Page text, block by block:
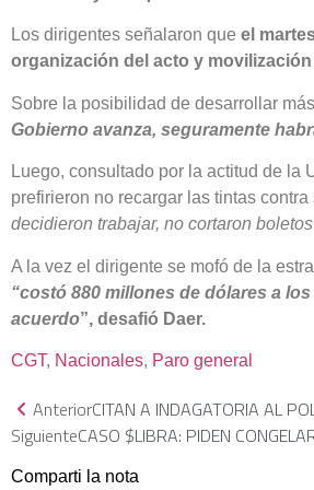
Los dirigentes señalaron que el
organización del acto y
Sobre la posibilidad de desarrollar
Gobierno avanza, seguramente
Luego, consultado por la actitud de la
prefirieron no recargar las tintas
decidieron trabajar, no cortaron
A la vez el dirigente se mofó de la
“costó 880 millones de dólares a
acuerdo”, desafió Daer.
CGT, Nacionales, Paro general
AnteriorCITAN A INDAGATORIA AL
SiguienteCASO $LIBRA: PIDEN
Comparti la nota